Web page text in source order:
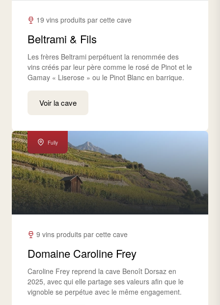
19 vins produits par cette cave
Beltrami & Fils
Les frères Beltrami perpétuent la renommée des
vins créés par leur père comme le rosé de Pinot et le
Gamay « Liserose » ou le Pinot Blanc en barrique.
Voir la cave
Fully
9 vins produits par cette cave
Domaine Caroline Frey
Caroline Frey reprend la cave Benoît Dorsaz en
2025, avec qui elle partage ses valeurs afin que le
vignoble se perpétue avec le même engagement.